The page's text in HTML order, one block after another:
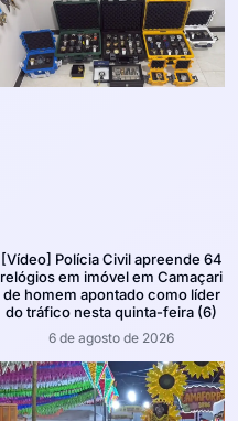
[Vídeo] Polícia Civil apreende 64
relógios em imóvel em Camaçari
de homem apontado como líder
do tráfico nesta quinta-feira (6)
6 de agosto de 2026